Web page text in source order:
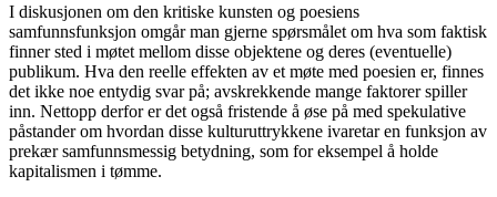
I diskusjonen om den kritiske kunsten og poesiens
samfunnsfunksjon omgår man gjerne spørsmålet om hva som faktisk
finner sted i møtet mellom disse objektene og deres (eventuelle)
publikum. Hva den reelle effekten av et møte med poesien er, finnes
det ikke noe entydig svar på; avskrekkende mange faktorer spiller
inn. Nettopp derfor er det også fristende å øse på med spekulative
påstander om hvordan disse kulturuttrykkene ivaretar en funksjon av
prekær samfunnsmessig betydning, som for eksempel å holde
kapitalismen i tømme.